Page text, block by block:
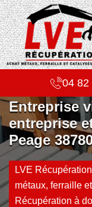
04 82
Entreprise
entreprise
Peage
LVE
métaux, ferraille
Récupération à